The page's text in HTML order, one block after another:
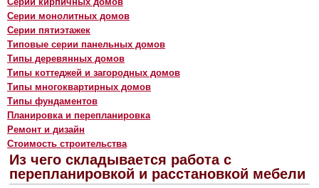
Серии монолитных домов
Серии пятиэтажек
Типовые серии панельных домов
Типы деревянных домов
Типы коттеджей и загородных домов
Типы многоквартирных домов
Типы фундаментов
Планировка и перепланировка
Ремонт и дизайн
Стоимость строительства
Из чего складывается работа с
перепланировкой и расстановкой мебели